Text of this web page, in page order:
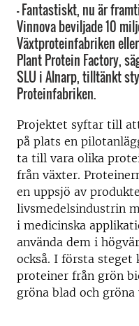
– Fantastiskt, nu är
Vinnova beviljade 10
Växtproteinfabriken
Plant Protein Factory,
SLU i Alnarp, tilltänkt
Proteinfabriken.
Projektet syftar till
på plats en
ta till vara olika
från växter.
en uppsjö av
livsmedelsindustrin
i medicinska
använda dem i
också. I första steget
proteiner från grön
gröna blad och gröna